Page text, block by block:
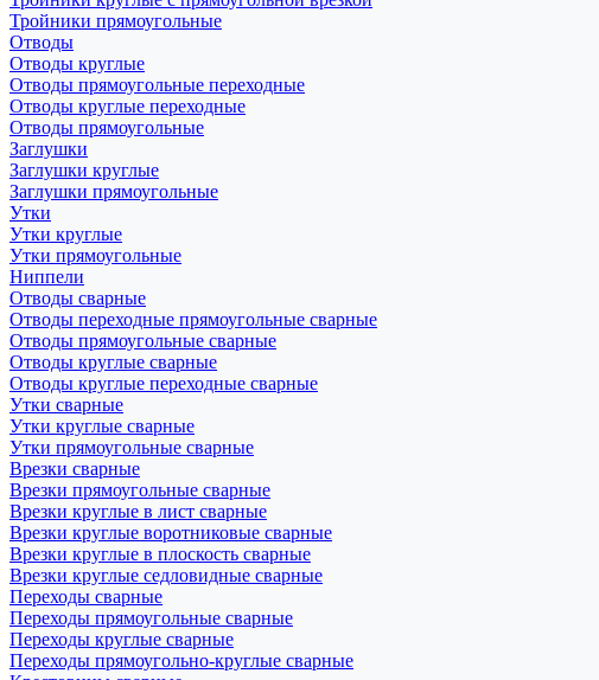
Тройники прямоугольные
Отводы
Отводы круглые
Отводы прямоугольные переходные
Отводы круглые переходные
Отводы прямоугольные
Заглушки
Заглушки круглые
Заглушки прямоугольные
Утки
Утки круглые
Утки прямоугольные
Ниппели
Отводы сварные
Отводы переходные прямоугольные сварные
Отводы прямоугольные сварные
Отводы круглые сварные
Отводы круглые переходные сварные
Утки сварные
Утки круглые сварные
Утки прямоугольные сварные
Врезки сварные
Врезки прямоугольные сварные
Врезки круглые в лист сварные
Врезки круглые воротниковые сварные
Врезки круглые в плоскость сварные
Врезки круглые седловидные сварные
Переходы сварные
Переходы прямоугольные сварные
Переходы круглые сварные
Переходы прямоугольно-круглые сварные